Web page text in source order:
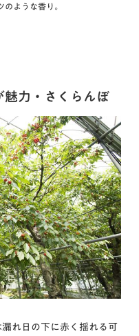
ような香り。
魅力・さくらんぼ
れ日の下に赤く揺れる可